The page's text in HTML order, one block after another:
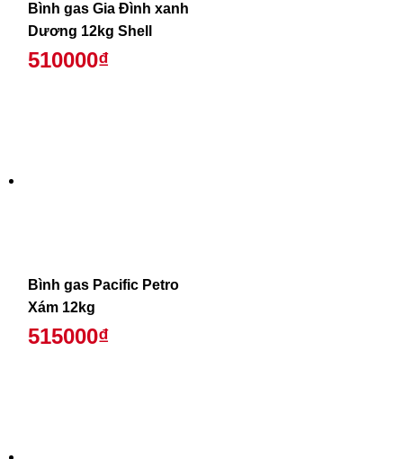
Bình gas Gia Đình xanh
Dương 12kg Shell
510000₫
Bình gas Pacific Petro
Xám 12kg
515000₫